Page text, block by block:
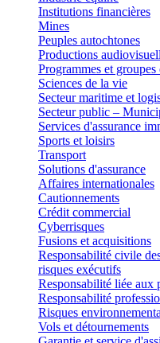
Institutions financières
Mines
Peuples autochtones
Productions
Programmes et
Sciences de la vie
Secteur maritime et
Secteur public –
Services d'assurance
Sports et loisirs
Transport
Solutions d'assurance
Affaires internationales
Cautionnements
Crédit commercial
Cyberrisques
Fusions et acquisitions
Responsabilité civile
risques exécutifs
Responsabilité liée aux
Responsabilité
Risques
Vols et détournements